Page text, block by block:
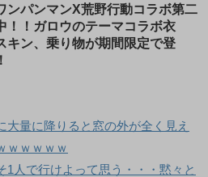
ンパンマンX荒野行動コラボ第二
！！ガロウのテーマコラボ衣
キン、乗り物が期間限定で登
大量に降りると窓の外が全く見え
ｗｗｗｗｗ
1人で行けよって思う・・・黙々と